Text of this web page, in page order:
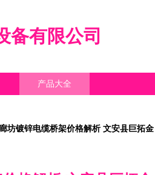
备有限公司
产品大全
廊坊镀锌电缆桥架价格解析 文安县巨拓金